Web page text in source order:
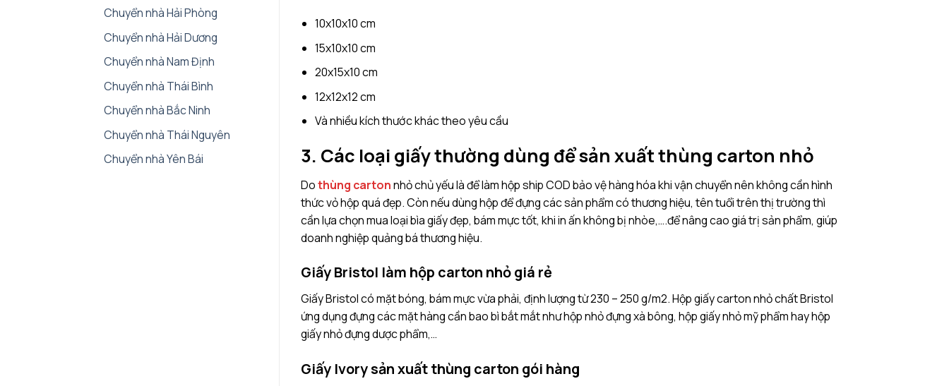
Chuyển nhà Hải Phòng
Chuyển nhà Hải Dương
Chuyển nhà Nam Định
Chuyển nhà Thái Bình
Chuyển nhà Bắc Ninh
Chuyển nhà Thái Nguyên
Chuyển nhà Yên Bái
10x10x10 cm
15x10x10 cm
20x15x10 cm
12x12x12 cm
Và nhiều kích thước khác theo yêu cầu
3. Các loại giấy thường dùng để sản xuất thùng carton nhỏ
Dothùng cartonnhỏ chủ yếu là để làm hộp ship COD bảo vệ hàng hóa khi vận chuyển nên không cần hình
thức vỏ hộp quá đẹp. Còn nếu dùng hộp để đựng các sản phẩm có thương hiệu, tên tuổi trên thị trường thì
cần lựa chọn mua loại bìa giấy đẹp, bám mực tốt, khi in ấn không bị nhòe,….để nâng cao giá trị sản phẩm, giúp
doanh nghiệp quảng bá thương hiệu.
Giấy Bristol làm hộp carton nhỏ giá rẻ
Giấy Bristol có mặt bóng, bám mực vừa phải, định lượng từ 230 – 250 g/m2. Hộp giấy carton nhỏ chất Bristol
ứng dụng đựng các mặt hàng cần bao bì bắt mắt như hộp nhỏ đựng xà bông, hộp giấy nhỏ mỹ phẩm hay hộp
giấy nhỏ đựng dược phẩm,…
Giấy Ivory sản xuất thùng carton gói hàng